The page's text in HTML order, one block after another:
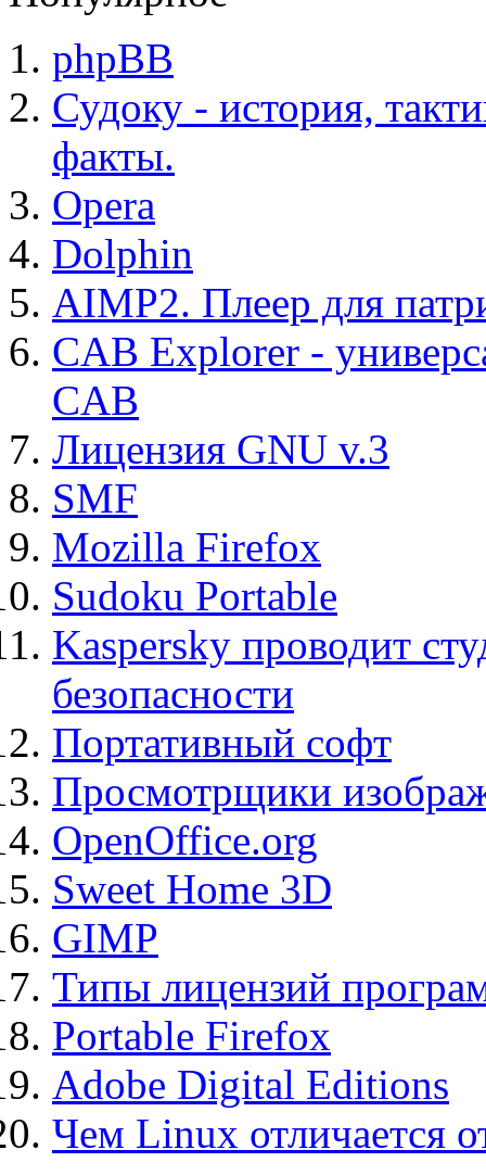
phpBB
Судоку - история,
факты.
Opera
Dolphin
AIMP2. Плеер для
CAB Explorer -
CAB
Лицензия GNU v.3
SMF
Mozilla Firefox
Sudoku Portable
Kaspersky проводит
безопасности
Портативный софт
Просмотрщики
OpenOffice.org
Sweet Home 3D
GIMP
Типы лицензий
Portable Firefox
Adobe Digital Editions
Чем Linux отличается